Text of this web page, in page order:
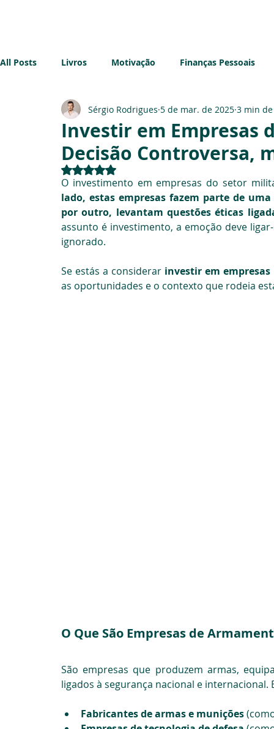
All Posts Livros Motivação Finanças Pessoais
Imobiliário Sustentabilidade Impostos
Investir em Empresas
Decisão Controversa,
Sérgio Rodrigues 5 de mar. de 2025 3 min
Avaliado com NaN de 5 estrelas.
O investimento em empresas do setor
lado, estas empresas fazem parte de
por outro, levantam questões éticas
assunto é investimento, a emoção deve
ignorado.
Se estás a considerar investir em
as oportunidades e o contexto que rodeia
O Que São Empresas de
São empresas que produzem armas,
ligados à segurança nacional e internacional.
Fabricantes de armas e munições